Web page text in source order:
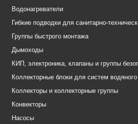
Водонагреватели
Гибкие подводки для санитарно-
Группы быстрого монтажа
Дымоходы
КИП, электроника, клапаны и группы
Коллекторные блоки для систем
Коллекторы и коллекторные группы
Конвекторы
Насосы